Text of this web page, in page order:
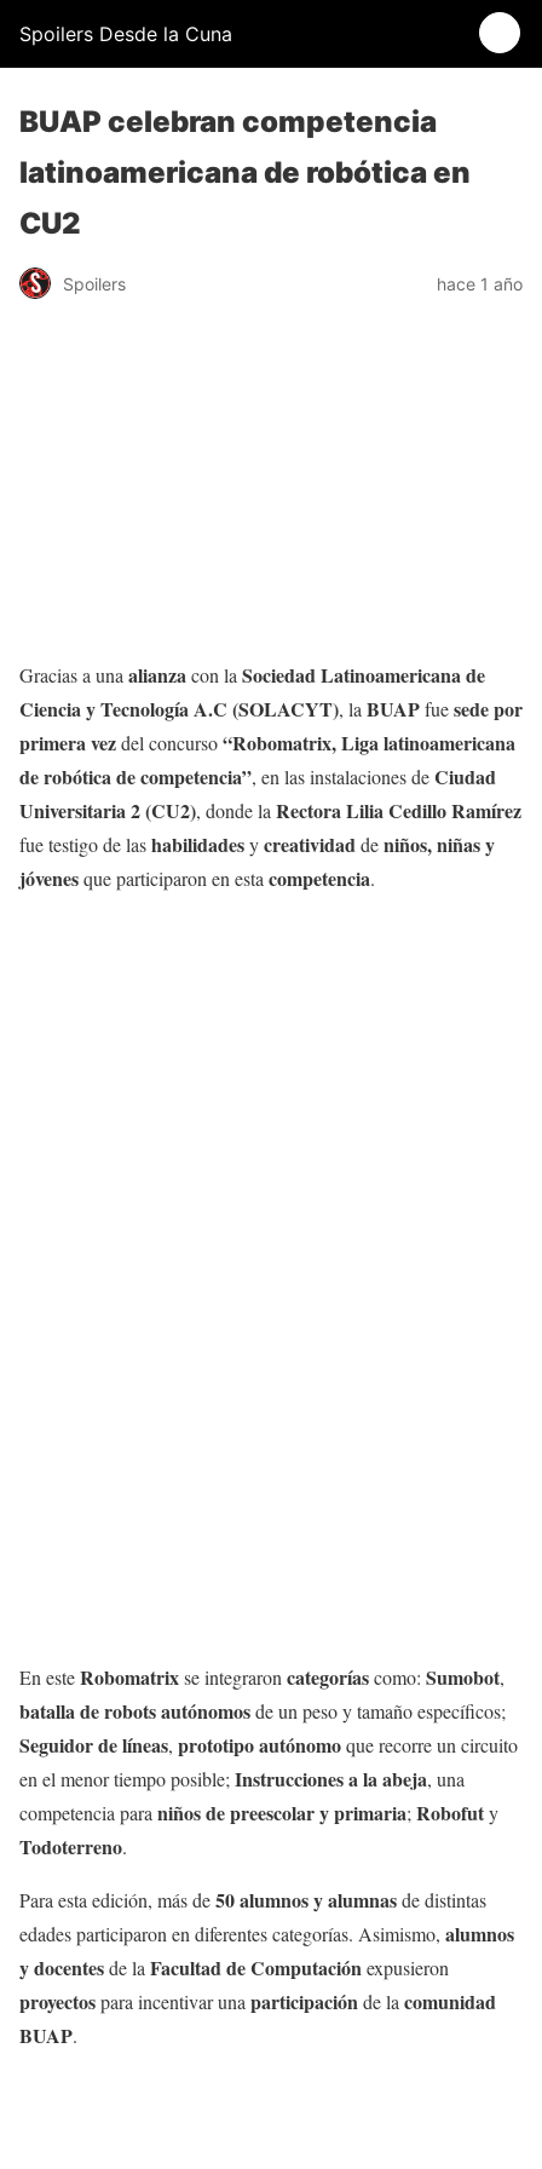
Spoilers Desde la Cuna
BUAP celebran competencia
latinoamericana de robótica en
CU2
Spoilers hace 1 año
Gracias a una alianzacon la Sociedad Latinoamericana de
Ciencia y Tecnología A.C (SOLACYT), la BUAPfuesede por
primera vezdel concurso“Robomatrix, Liga latinoamericana
de robótica de competencia”, en las instalaciones deCiudad
Universitaria 2 (CU2), donde la Rectora Lilia Cedillo Ramírez
fue testigo de lashabilidadesycreatividaddeniños, niñas y
jóvenesque participaron en esta competencia.
En esteRobomatrixse integraron categoríascomo: Sumobot,
batalla de robots autónomosde un peso y tamaño específicos;
Seguidor de líneas, prototipo autónomoque recorre un circuito
en el menor tiempo posible; Instrucciones a la abeja, una
competencia para niños de preescolar y primaria; Robofuty
Todoterreno.
Para esta edición, más de50 alumnos y alumnasde distintas
edades participaron en diferentes categorías. Asimismo, alumnos
y docentesde la Facultad de Computaciónexpusieron
proyectospara incentivar una participaciónde la comunidad
BUAP.